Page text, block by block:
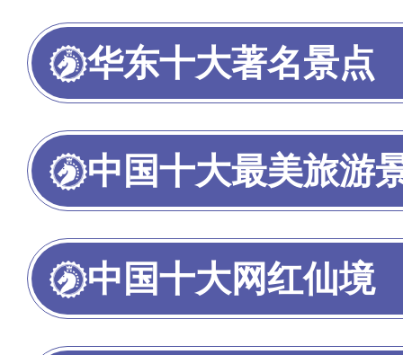
华东十大著名景点
中国十大最美旅游
中国十大网红仙境